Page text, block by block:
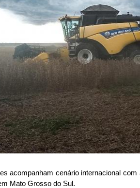
acompanham cenário internacional
Mato Grosso do Sul.